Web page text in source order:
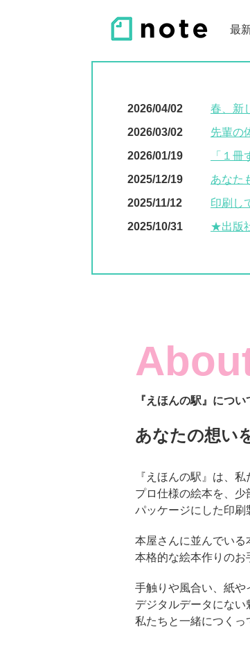
最
2026/04/02
春、新
2026/03/02
先輩の
2026/01/19
「１
2025/12/19
あなた
2025/11/12
印刷し
2025/10/31
★出版
『えほんの駅』につい
あなたの想い
『えほんの駅』は、
プロ仕様の絵本を、
パッケージにした印刷
本屋さんに並んでいる
本格的な絵本作りのお
手触りや風合い、紙や
デジタルデータにな
私たちと一緒につくっ